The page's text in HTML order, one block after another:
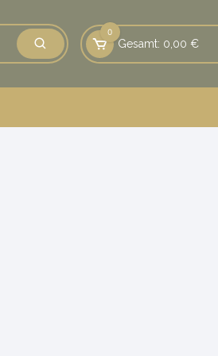
0
Gesamt: 0,00 €